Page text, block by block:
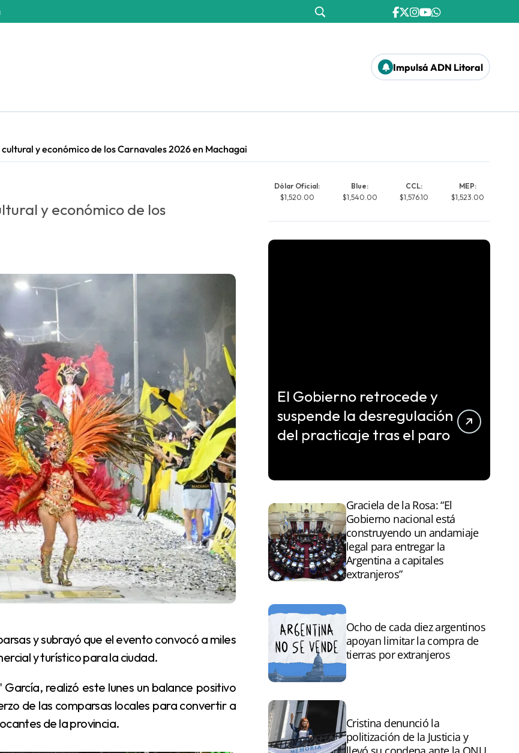
Impulsá ADN Litoral
y económico de los Carnavales 2026 en Machagai
y económico de los
y turístico para la ciudad.
de las comparsas locales para convertir a
de la provincia.
Dólar Oficial:
$1,520.00
Blue:
$1,540.00
CCL:
$1,576.10
MEP:
$1,523.00
El Gobierno retrocede y
suspende la desregulación
del practicaje tras el paro
Graciela de la Rosa: “El
Gobierno nacional está
construyendo un andamiaje
legal para entregar la
Argentina a capitales
extranjeros”
Ocho de cada diez argentinos
apoyan limitar la compra de
tierras por extranjeros
Cristina denunció la
politización de la Justicia y